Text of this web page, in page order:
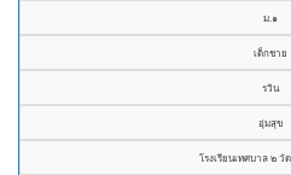
ม.๑
เด็กชาย
รวิน
อุ่มสุข
โรงเรียนเทศบาล ๒ วั